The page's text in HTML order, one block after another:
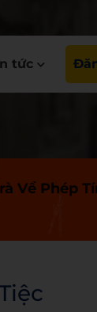
tức
Về Phép